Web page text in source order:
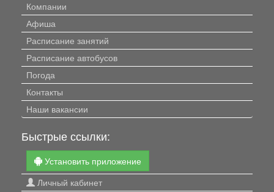
Компании
Афиша
Расписание занятий
Расписание автобусов
Погода
Контакты
Наши вакансии
Быстрые ссылки:
Установить приложение
Личный кабинет